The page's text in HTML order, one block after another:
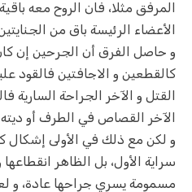
المرفق مثلا، فان الروح معه
الأعضاء الرئيسة باق من
و حاصل الفرق أن الجرحين إن
كالقطعين و الاجافتين فالقود
القتل و الآخر الجراحة السارية
الآخر القصاص في الطرف أو
و لكن مع ذلك في الأولى إشكال
سراية الأول، بل الظاهر انقطاعها
مسمومة يسري جراحها عادة، و